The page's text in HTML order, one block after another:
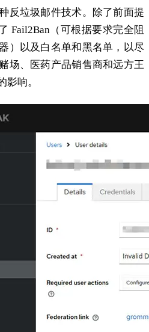
反垃圾邮件技术。除了前面提
Fail2Ban（可根据要求完全阻
）以及白名单和黑名单，以尽
场、医药产品销售商和远方王
影响。